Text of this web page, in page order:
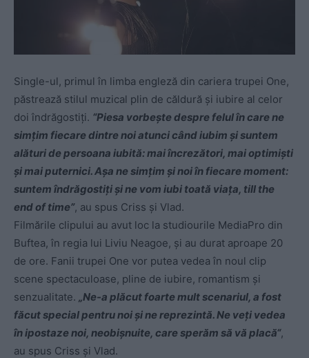
Single-ul, primul în limba engleză din cariera trupei One,
păstrează stilul muzical plin de căldură și iubire al celor
doi îndrăgostiți. “Piesa vorbește despre felul în care ne
simțim fiecare dintre noi atunci când iubim și suntem
alături de persoana iubită: mai încrezători, mai optimiști
și mai puternici. Așa ne simțim și noi în fiecare moment:
suntem îndrăgostiți și ne vom iubi toată viața, till the
end of time”, au spus Criss și Vlad.
Filmările clipului au avut loc la studiourile MediaPro din
Buftea, în regia lui Liviu Neagoe, şi au durat aproape 20
de ore. Fanii trupei One vor putea vedea în noul clip
scene spectaculoase, pline de iubire, romantism şi
senzualitate. „Ne-a plăcut foarte mult scenariul, a fost
făcut special pentru noi şi ne reprezintă. Ne veţi vedea
în ipostaze noi, neobişnuite, care sperăm să vă placă“,
au spus Criss şi Vlad.